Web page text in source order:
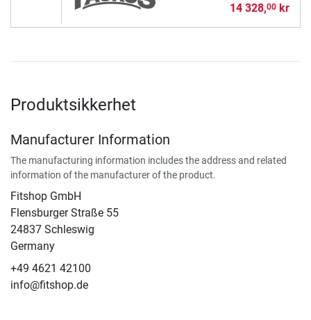
14 328,00kr
Produktsikkerhet
Manufacturer Information
The manufacturing information includes the address and related
information of the manufacturer of the product.
Fitshop GmbH
Flensburger Straße 55
24837 Schleswig
Germany
+49 4621 42100
info@fitshop.de